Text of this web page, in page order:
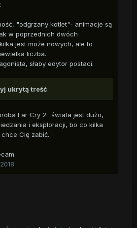
"odgrzany kotlet"- animacje są
w poprzednich dwóch
jest może nowych, ale to
liczba.
słaby edytor postaci.
ukrytą treść
Far Cry 2- świata jest dużo,
i eksploracji, bo co kilka
Cię zabić.